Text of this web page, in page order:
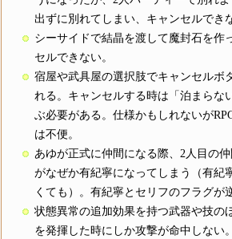
出ずに別れてしまい、キャンセルでき
シーサイドで結晶を渡して魔封石を作
セルできない。
宿屋や武具屋の選択肢でキャンセルボ
れる。キャンセルする時は「泊まらな
ぶ必要がある。仕様かもしれないが
は不便。
あゆが正式に仲間になる際、2人目の
がなぜか有紀寧になってしまう（有紀
くても）。有紀寧とセリフのフラグが
状態異常の追加効果を持つ武器や技の
を発揮した時にしか攻撃が命中しない